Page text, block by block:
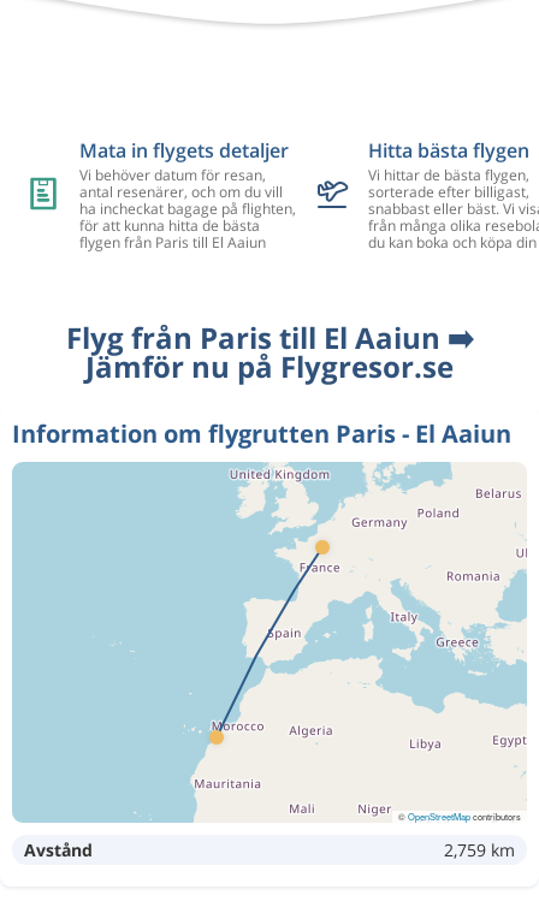
Mata in flygets detaljer
Vi behöver datum för resan,
antal resenärer, och om du vill
ha incheckat bagage på flighten,
för att kunna hitta de bästa
flygen från Paris till El Aaiun
Hitta bästa flygen
Vi hittar de bästa flygen,
sorterade efter billigast,
snabbast eller bäst. Vi
från många olika
du kan boka och köpa
Flyg från Paris till El Aaiun ➡️
Jämför nu på Flygresor.se
Information om flygrutten Paris - El Aaiun
©OpenStreetMapcontributors
Avstånd 2,759 km